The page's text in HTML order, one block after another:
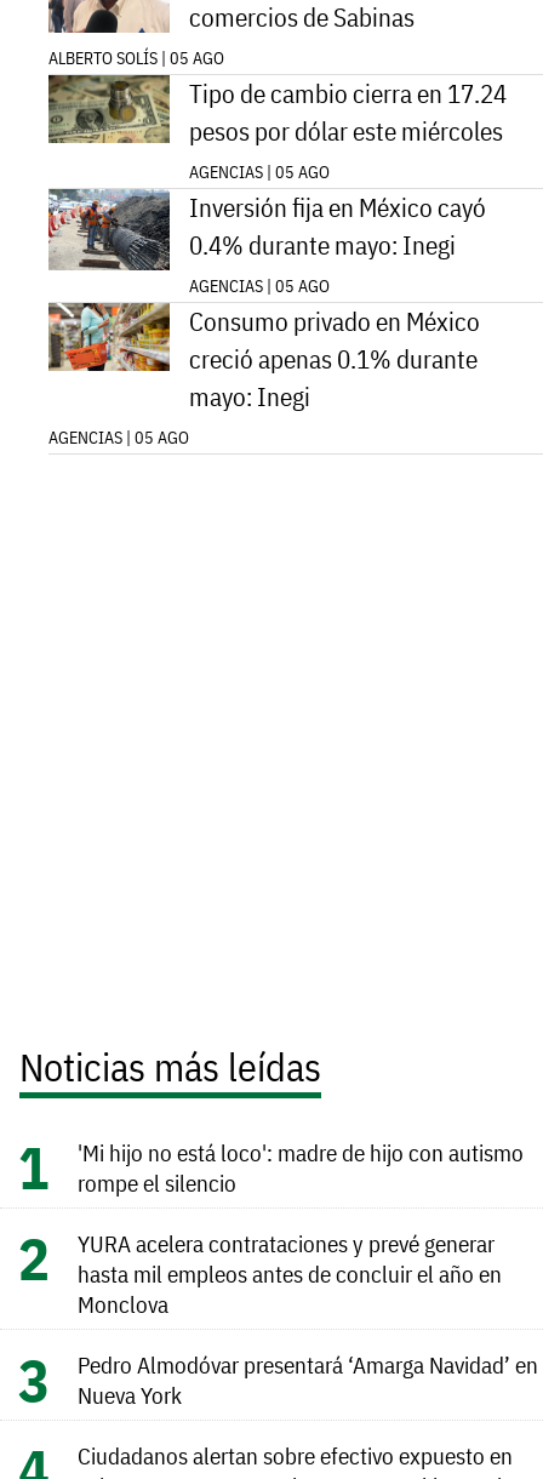
comercios de Sabinas
ALBERTO SOLÍS | 05 AGO
Tipo de cambio cierra en 17.24
pesos por dólar este miércoles
AGENCIAS | 05 AGO
Inversión fija en México cayó
0.4% durante mayo: Inegi
AGENCIAS | 05 AGO
Consumo privado en México
creció apenas 0.1% durante
mayo: Inegi
AGENCIAS | 05 AGO
Noticias más leídas
'Mi hijo no está loco': madre de hijo con autismo
rompe el silencio
YURA acelera contrataciones y prevé generar
hasta mil empleos antes de concluir el año en
Monclova
Pedro Almodóvar presentará ‘Amarga Navidad’ en
Nueva York
Ciudadanos alertan sobre efectivo expuesto en